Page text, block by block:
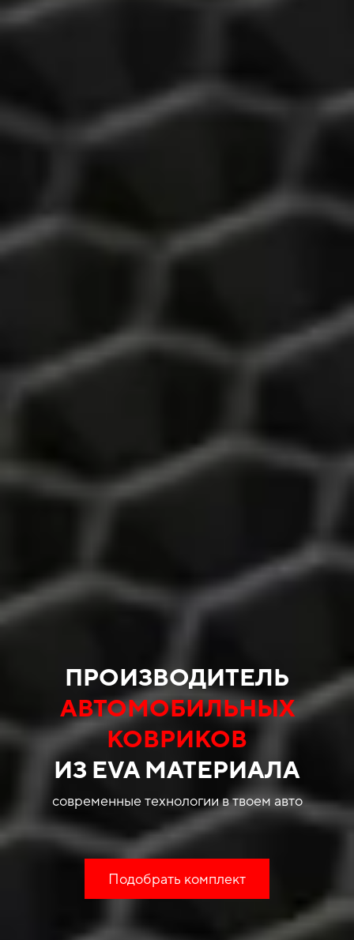
ПРОИЗВОДИТЕЛЬ
АВТОМОБИЛЬНЫХ
КОВРИКОВ
ИЗ EVA МАТЕРИАЛА
современные технологии в твоем авто
Подобрать комплект